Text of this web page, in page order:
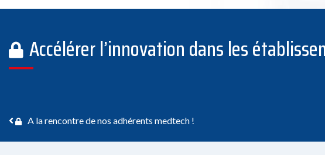
Accélérer l’innovation dans les
Navigation des articles
A la rencontre de nos adhérents medtech !